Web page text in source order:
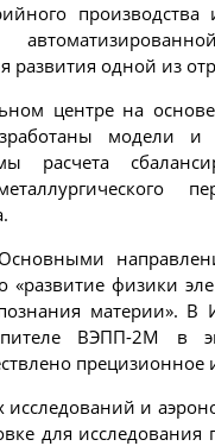
развития одной из
центре на
модели и
расчета
«развитие физики
материи». В
ВЭПП-2М в
прецизионное
исследований и
для исследования